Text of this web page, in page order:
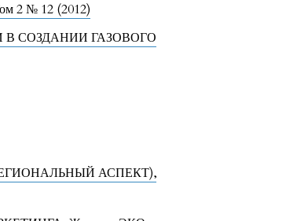
2 № 12 (2012)
СОЗДАНИИ ГАЗОВОГО
АСПЕКТ),